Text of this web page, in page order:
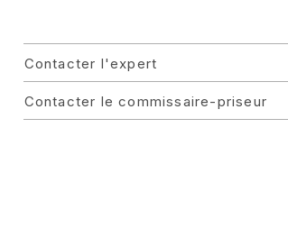
Contacter l'expert
Contacter le commissaire-priseur